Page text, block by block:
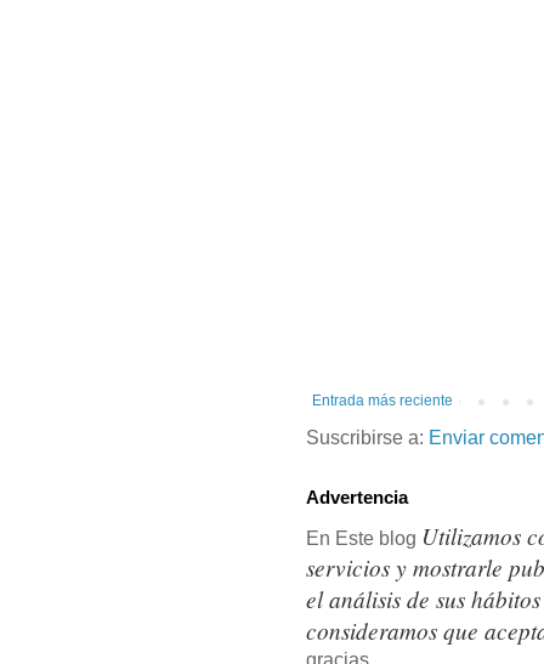
Entrada más reciente
Suscribirse a: Enviar
Advertencia
En Este blog Utilizamos
servicios y mostrarle
el análisis de sus
consideramos que
gracias